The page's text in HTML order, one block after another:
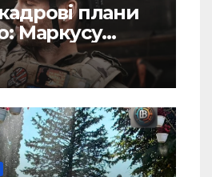
плани
Маркусу
важливу